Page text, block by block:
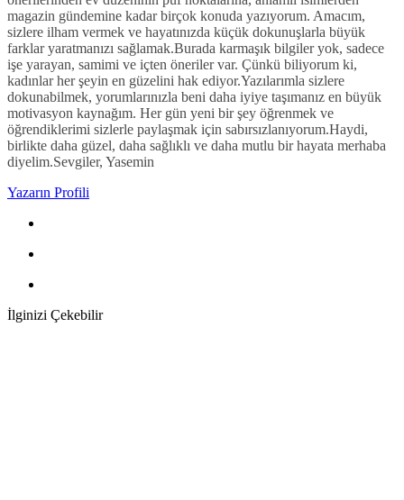
magazin gündemine kadar birçok konuda yazıyorum. Amacım,
sizlere ilham vermek ve hayatınızda küçük dokunuşlarla büyük
farklar yaratmanızı sağlamak.Burada karmaşık bilgiler yok, sadece
işe yarayan, samimi ve içten öneriler var. Çünkü biliyorum ki,
kadınlar her şeyin en güzelini hak ediyor.Yazılarımla sizlere
dokunabilmek, yorumlarınızla beni daha iyiye taşımanız en büyük
motivasyon kaynağım. Her gün yeni bir şey öğrenmek ve
öğrendiklerimi sizlerle paylaşmak için sabırsızlanıyorum.Haydi,
birlikte daha güzel, daha sağlıklı ve daha mutlu bir hayata merhaba
diyelim.Sevgiler, Yasemin
Yazarın Profili
İlginizi Çekebilir